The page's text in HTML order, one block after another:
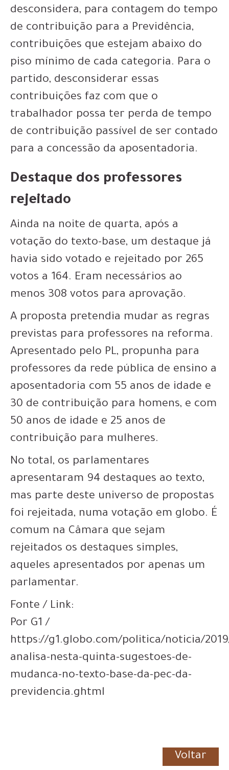
desconsidera, para contagem do tempo
de contribuição para a Previdência,
contribuições que estejam abaixo do
piso mínimo de cada categoria. Para o
partido, desconsiderar essas
contribuições faz com que o
trabalhador possa ter perda de tempo
de contribuição passível de ser contado
para a concessão da aposentadoria.
Destaque dos professores
rejeitado
Ainda na noite de quarta, após a
votação do texto-base, um destaque já
havia sido votado e rejeitado por 265
votos a 164. Eram necessários ao
menos 308 votos para aprovação.
A proposta pretendia mudar as regras
previstas para professores na reforma.
Apresentado pelo PL, propunha para
professores da rede pública de ensino a
aposentadoria com 55 anos de idade e
30 de contribuição para homens, e com
50 anos de idade e 25 anos de
contribuição para mulheres.
No total, os parlamentares
apresentaram 94 destaques ao texto,
mas parte deste universo de propostas
foi rejeitada, numa votação em globo. É
comum na Câmara que sejam
rejeitados os destaques simples,
aqueles apresentados por apenas um
parlamentar.
Fonte / Link:
Por G1 /
https://g1.globo.com/politica/noticia/
analisa-nesta-quinta-sugestoes-de-
mudanca-no-texto-base-da-pec-da-
previdencia.ghtml
Voltar